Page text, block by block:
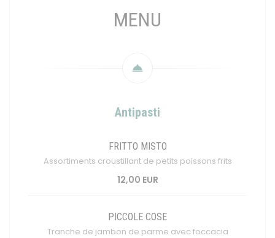
MENU
Antipasti
FRITTO MISTO
Assortiments croustillant de petits poissons frits
12,00 EUR
PICCOLE COSE
Tranche de jambon de parme avec foccacia